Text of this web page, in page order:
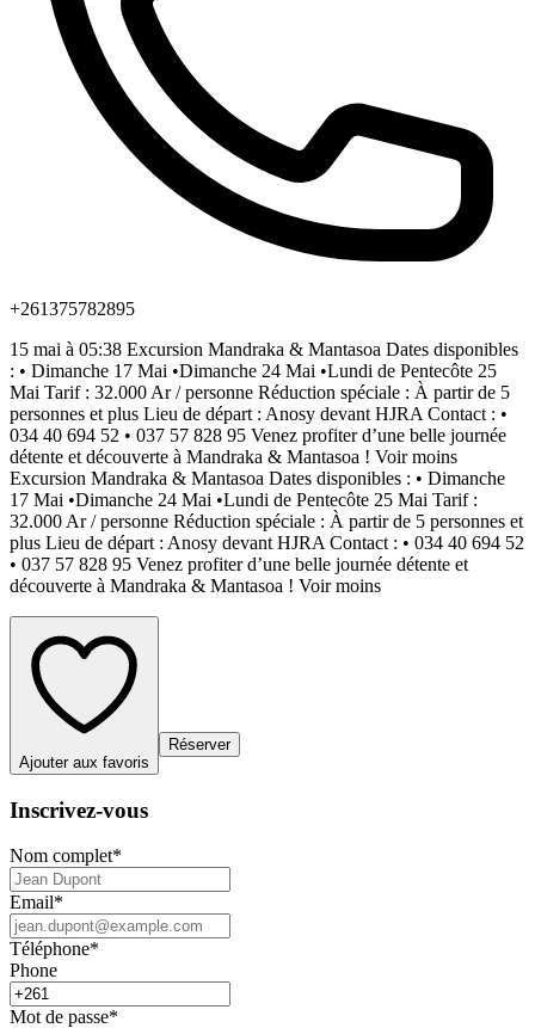
+261375782895
15 mai à 05:38 Excursion Mandraka & Mantasoa Dates disponibles
: • Dimanche 17 Mai •Dimanche 24 Mai •Lundi de Pentecôte 25
Mai Tarif : 32.000 Ar / personne Réduction spéciale : À partir de 5
personnes et plus Lieu de départ : Anosy devant HJRA Contact : •
034 40 694 52 • 037 57 828 95 Venez profiter d’une belle journée
détente et découverte à Mandraka & Mantasoa ! Voir moins
Excursion Mandraka & Mantasoa Dates disponibles : • Dimanche
17 Mai •Dimanche 24 Mai •Lundi de Pentecôte 25 Mai Tarif :
32.000 Ar / personne Réduction spéciale : À partir de 5 personnes et
plus Lieu de départ : Anosy devant HJRA Contact : • 034 40 694 52
• 037 57 828 95 Venez profiter d’une belle journée détente et
découverte à Mandraka & Mantasoa ! Voir moins
Ajouter aux favoris
Réserver
Inscrivez-vous
Nom complet*
Email*
Téléphone*
Phone
Mot de passe*